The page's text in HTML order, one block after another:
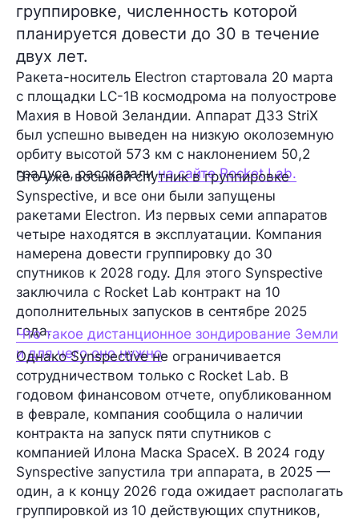
группировке, численность которой
планируется довести до 30 в течение
двух лет.
Ракета-носитель Electron стартовала 20 марта
с площадки LC-1B космодрома на полуострове
Махия в Новой Зеландии. Аппарат ДЗЗ StriX
был успешно выведен на низкую околоземную
орбиту высотой 573 км с наклонением 50,2
градуса, рассказалина сайте Rocket Lab.
Это уже восьмой спутник в группировке
Synspective, и все они были запущены
ракетами Electron. Из первых семи аппаратов
четыре находятся в эксплуатации. Компания
намерена довести группировку до 30
спутников к 2028 году. Для этого Synspective
заключила с Rocket Lab контракт на 10
дополнительных запусков в сентябре 2025
года.
Что такое дистанционное зондирование Земли
и для чего оно нужно
Однако Synspective не ограничивается
сотрудничеством только с Rocket Lab. В
годовом финансовом отчете, опубликованном
в феврале, компания сообщила о наличии
контракта на запуск пяти спутников с
компанией Илона Маска SpaceX. В 2024 году
Synspective запустила три аппарата, в 2025 —
один, а к концу 2026 года ожидает располагать
группировкой из 10 действующих спутников,